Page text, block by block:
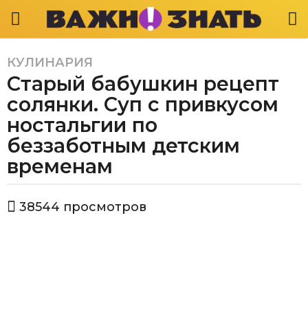
5
л
т
a
g
o
о
КУЛИНАРИЯ
Старый бабушкин рецепт
солянки. Суп с привкусом
ностальгии по
беззаботным детским
временам
в
38544 просмотров